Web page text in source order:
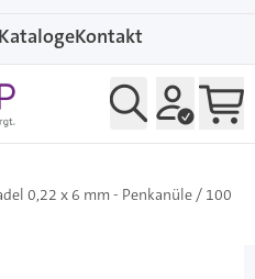
Kontakt
0,22 x 6 mm - Penkanüle / 100